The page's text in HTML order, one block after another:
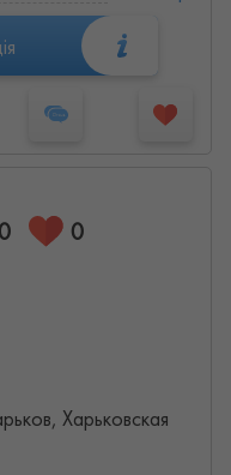
0
Харьковская